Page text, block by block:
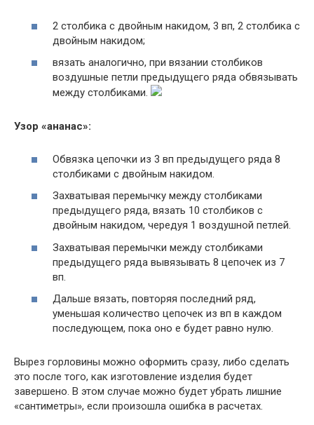
2 столбика с двойным накидом, 3 вп, 2 столбика с
двойным накидом;
вязать аналогично, при вязании столбиков
воздушные петли предыдущего ряда обвязывать
между столбиками.
Узор «ананас»:
Обвязка цепочки из 3 вп предыдущего ряда 8
столбиками с двойным накидом.
Захватывая перемычку между столбиками
предыдущего ряда, вязать 10 столбиков с
двойным накидом, чередуя 1 воздушной петлей.
Захватывая перемычки между столбиками
предыдущего ряда вывязывать 8 цепочек из 7
вп.
Дальше вязать, повторяя последний ряд,
уменьшая количество цепочек из вп в каждом
последующем, пока оно е будет равно нулю.
Вырез горловины можно оформить сразу, либо сделать
это после того, как изготовление изделия будет
завершено. В этом случае можно будет убрать лишние
«сантиметры», если произошла ошибка в расчетах.